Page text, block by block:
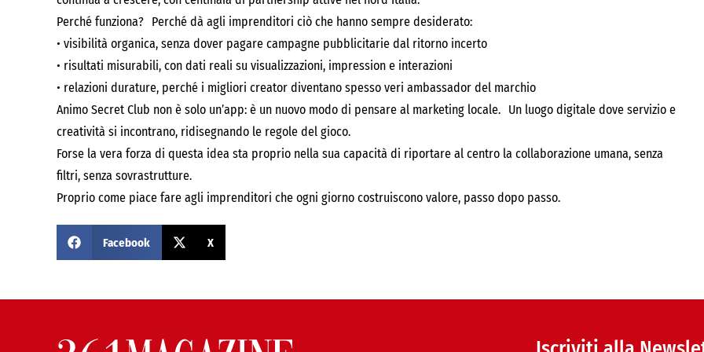
Perché funziona? Perché dà agli imprenditori ciò che hanno sempre desiderato:
• visibilità organica, senza dover pagare campagne pubblicitarie dal ritorno incerto
• risultati misurabili, con dati reali su visualizzazioni, impression e interazioni
• relazioni durature, perché i migliori creator diventano spesso veri ambassador del marchio
Animo Secret Club non è solo un’app: è un nuovo modo di pensare al marketing locale. Un luogo digitale dove servizio e
creatività si incontrano, ridisegnando le regole del gioco.
Forse la vera forza di questa idea sta proprio nella sua capacità di riportare al centro la collaborazione umana, senza
filtri, senza sovrastrutture.
Proprio come piace fare agli imprenditori che ogni giorno costruiscono valore, passo dopo passo.
Facebook X